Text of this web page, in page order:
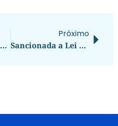
Lei impõe sigilo do nome da vítima em processos que apuram crimes de violência contra mulher
Próximo
Sancionada a Lei que Cria o Calendário Turístico Oficial do Brasil para Incentivar o Turismo e Desenvolvimento Local